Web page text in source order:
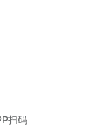
扫码